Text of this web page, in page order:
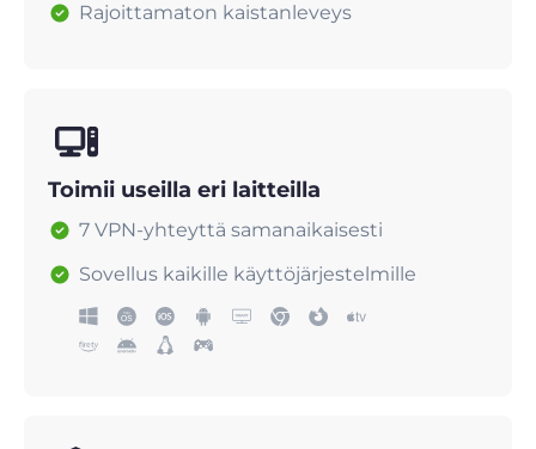
Rajoittamaton kaistanleveys
Toimii useilla eri laitteilla
7 VPN-yhteyttä samanaikaisesti
Sovellus kaikille käyttöjärjestelmille